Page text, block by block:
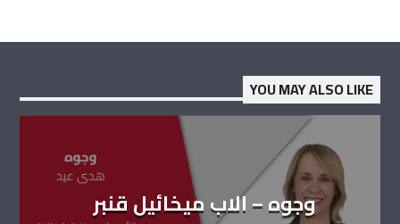
YOU MAY ALSO LIKE
وجوه – الاب ميخائيل قنبر